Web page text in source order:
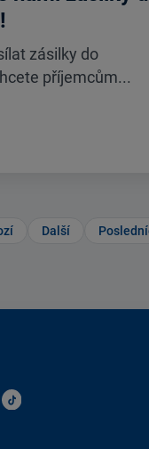
zásilky do
příjemcům...
Další